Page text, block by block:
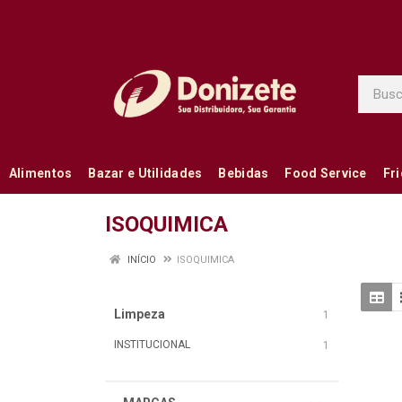
Alimentos Bazar e Utilidades Bebidas Food Service
ISOQUIMICA
INÍCIO ISOQUIMICA
Limpeza 1
INSTITUCIONAL 1